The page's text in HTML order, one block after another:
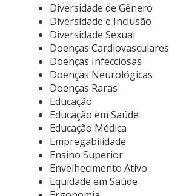
Diversidade de Gênero
Diversidade e Inclusão
Diversidade Sexual
Doenças Cardiovasculares
Doenças Infecciosas
Doenças Neurológicas
Doenças Raras
Educação
Educação em Saúde
Educação Médica
Empregabilidade
Ensino Superior
Envelhecimento Ativo
Equidade em Saúde